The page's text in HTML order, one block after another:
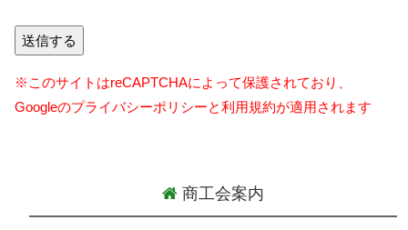
商工会案内
※このサイトはreCAPTCHAによって保護されており、
Googleのプライバシーポリシーと利用規約が適用されます